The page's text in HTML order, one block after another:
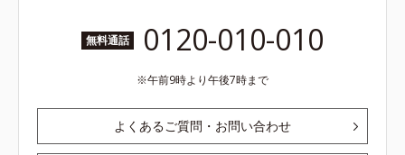
無料通話 0120-010-010
午前9時より午後7時まで
よくあるご質問・お問い合わせ